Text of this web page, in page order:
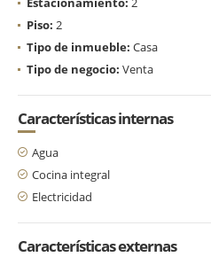
Piso: 2
Tipo de inmueble: Casa
Tipo de negocio: Venta
Características internas
Agua
Cocina integral
Electricidad
Características externas